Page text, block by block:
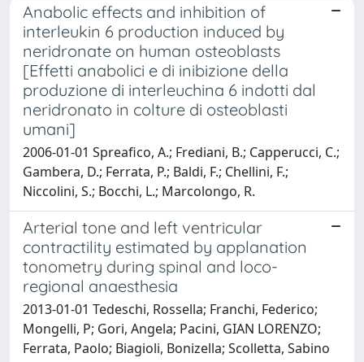
Anabolic effects and inhibition of
interleukin 6 production induced by
neridronate on human osteoblasts
[Effetti anabolici e di inibizione della
produzione di interleuchina 6 indotti dal
neridronato in colture di osteoblasti
umani]
2006-01-01 Spreafico, A.; Frediani, B.; Capperucci, C.;
Gambera, D.; Ferrata, P.; Baldi, F.; Chellini, F.;
Niccolini, S.; Bocchi, L.; Marcolongo, R.
Arterial tone and left ventricular
contractility estimated by applanation
tonometry during spinal and loco-
regional anaesthesia
2013-01-01 Tedeschi, Rossella; Franchi, Federico;
Mongelli, P; Gori, Angela; Pacini, GIAN LORENZO;
Ferrata, Paolo; Biagioli, Bonizella; Scolletta, Sabino